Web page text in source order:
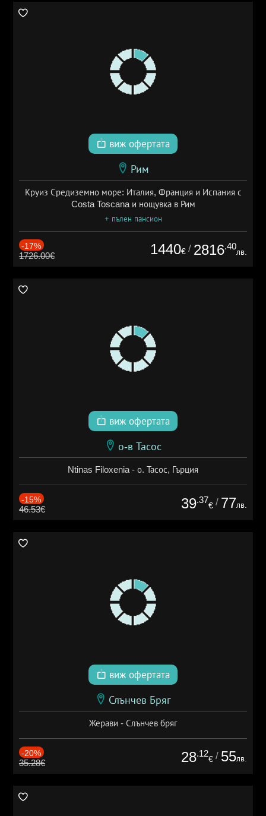
виж офертата
Рим
Круиз Средиземно море: Италия, Франция и Испания с
Costa Toscana и нощувка в Рим
+ пълен пансион
-17%
1726.00€ 1440€ / 2816.40
лв.
виж офертата
о-в Тасос
Ntinas Filoxenia - о. Тасос, Гърция
-15%
46.53€ 39.37
€ / 77лв.
виж офертата
Слънчев Бряг
Жерави - Слънчев бряг
-20%
35.28€ 28.12
€ / 55лв.